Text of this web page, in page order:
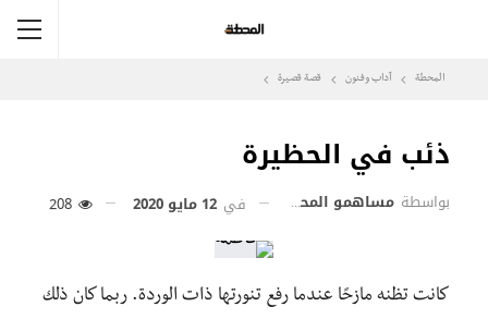
المحطة آداب وفنون قصة قصيرة
ذئب في الحظيرة
بواسطة مساهمو المحطة في 12 مايو 2020
كانت تظنه مازحًا عندما رفع تنورتها ذات الوردة. ربما كان ذلك